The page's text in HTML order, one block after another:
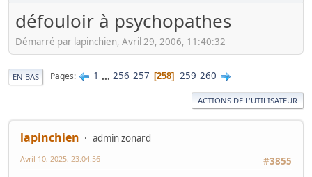
défouloir à psychopathes
Démarré par lapinchien, Avril 29, 2006, 11:40:32
EN BAS Pages 1 ... 256 257 258 259 260
ACTIONS DE L'UTILISATEUR
lapinchien
admin zonard
#3855
Avril 10, 2025, 23:04:56